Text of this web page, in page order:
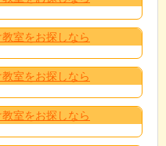
室をお探しなら
室をお探しなら
室をお探しなら